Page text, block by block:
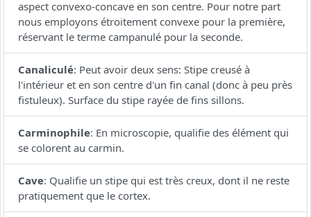
aspect convexo-concave en son centre. Pour notre part
nous employons étroitement convexe pour la première,
réservant le terme campanulé pour la seconde.
Canaliculé: Peut avoir deux sens: Stipe creusé à
l'intérieur et en son centre d'un fin canal (donc à peu près
fistuleux). Surface du stipe rayée de fins sillons.
Carminophile: En microscopie, qualifie des élément qui
se colorent au carmin.
Cave: Qualifie un stipe qui est très creux, dont il ne reste
pratiquement que le cortex.